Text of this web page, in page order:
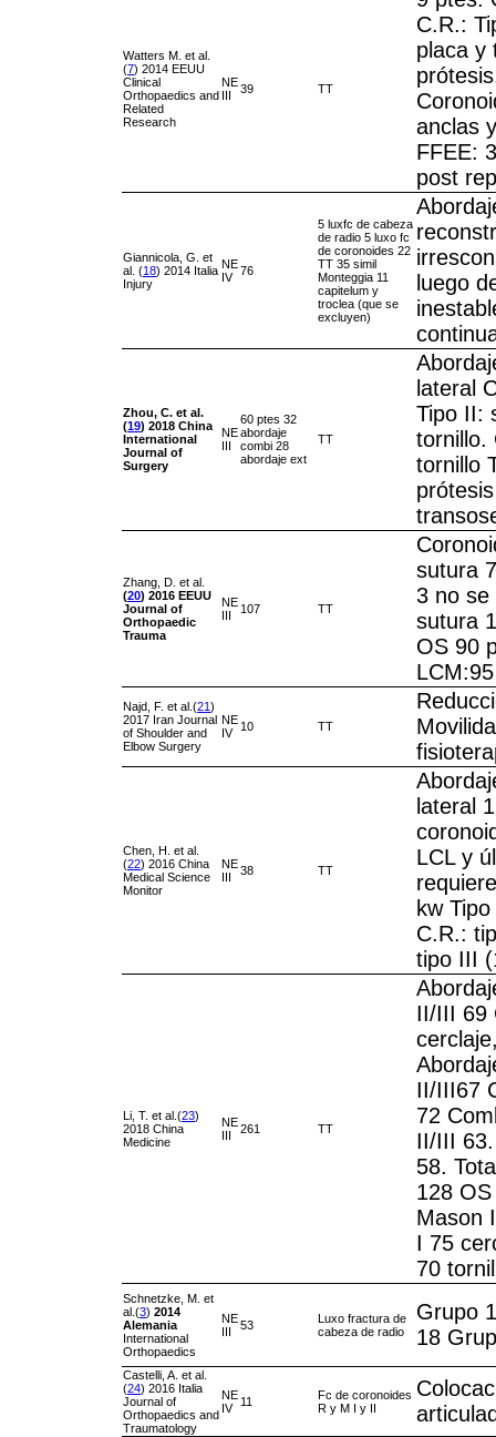
Watters M. et al.
(7) 2014 EEUU
Clinical
Orthopaedics and
Related
Research
NE
III
39 TT
C.R.:
placa y
anclas
FFEE:
post
Giannicola, G. et
al. (18) 2014 Italia
Injury
NE
IV 76
5 luxfc de cabeza
de radio 5 luxo fc
de coronoides 22
TT 35 simil
Monteggia 11
capitelum y
troclea (que se
excluyen)
luego
Zhou, C. et al.
(19) 2018 China
International
Journal of
Surgery
NE
III
60 ptes 32
abordaje
combi 28
abordaje ext
TT
lateral
Tipo II:
tornillo.
tornillo
Zhang, D. et al.
(20) 2016 EEUU
Journal of
Orthopaedic
Trauma
NE
III
107 TT
sutura
3 no se
sutura
OS 90
Najd, F. et al.(21)
2017 Iran Journal
of Shoulder and
Elbow Surgery
NE
IV
10 TT
Chen, H. et al.
(22) 2016 China
Medical Science
Monitor
NE
III
38 TT
lateral
LCL y
kw
C.R.:
tipo III
Li, T. et al.(23)
2018 China
Medicine
NE
III
261 TT
II/III 69
II/III67
72
II/III
58.
128
Mason
I 75
70
Schnetzke, M. et
al.(3) 2014
Alemania
International
Orthopaedics
NE
III
53
Luxo fractura de
cabeza de radio
Grupo
18
Castelli, A. et al.
(24) 2016 Italia
Journal of
Orthopaedics and
Traumatology
NE
IV
11
Fc de coronoides
R y M I y II